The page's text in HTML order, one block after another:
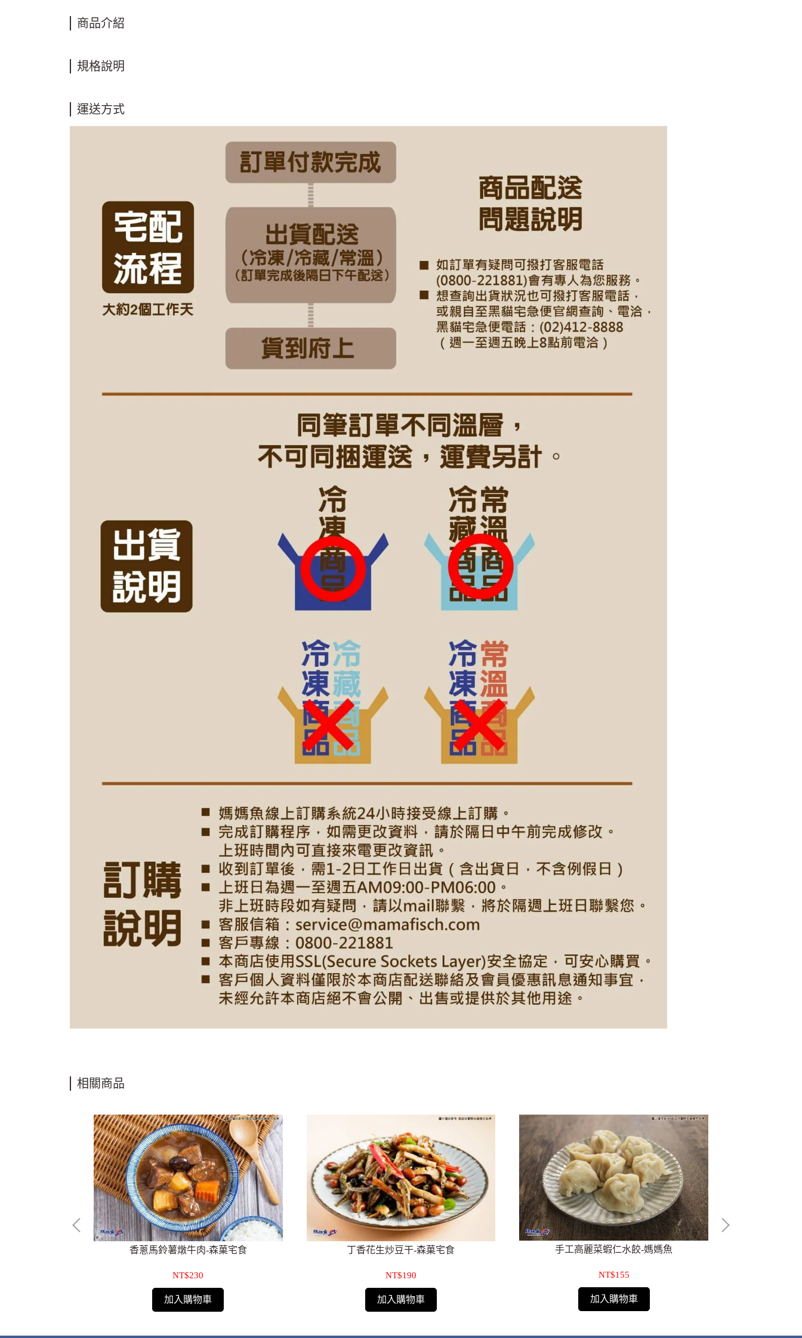
商品介紹
規格說明
運送方式
相關商品
香蔥馬鈴薯燉牛肉-森菓宅食
NT$230
加入購物車
丁香花生炒豆干-森菓宅食
NT$190
加入購物車
手工高麗菜蝦仁水餃-媽媽魚
NT$155
加入購物車